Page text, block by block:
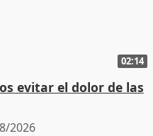
02:14
evitar el dolor de las
2026